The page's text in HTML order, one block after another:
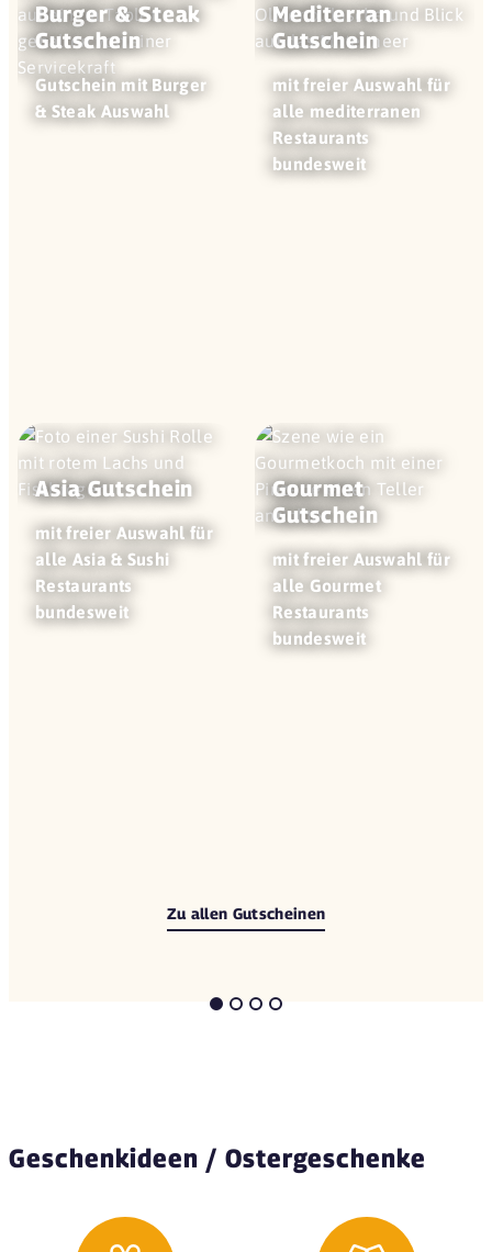
Burger & Steak
Gutschein
Gutschein mit Burger
& Steak Auswahl
Mediterran
Gutschein
mit freier Auswahl für
alle mediterranen
Restaurants
bundesweit
Asia Gutschein
mit freier Auswahl für
alle Asia & Sushi
Restaurants
bundesweit
Gourmet
Gutschein
mit freier Auswahl für
alle Gourmet
Restaurants
bundesweit
Zu allen Gutscheinen
Geschenkideen / Ostergeschenke